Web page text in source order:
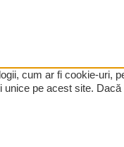
cum ar fi cookie-
pe acest site.